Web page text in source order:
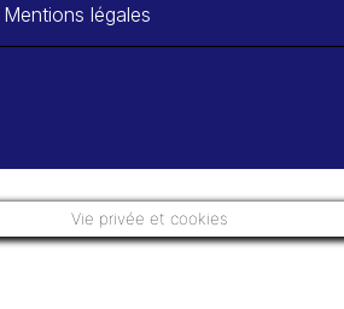
Mentions légales
Vie privée et cookies